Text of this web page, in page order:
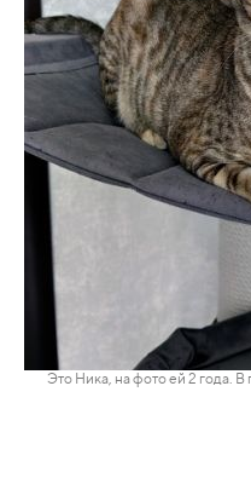
Это Ника, на фото ей 2 года.